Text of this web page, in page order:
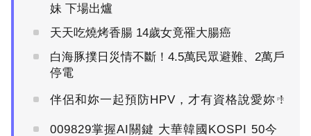
妹 下場出爐
天天吃燒烤香腸 14歲女竟罹大腸癌
白海豚撲日災情不斷！4.5萬民眾避難、2萬戶
停電
伴侶和妳一起預防HPV，才有資格說愛妳！
PR
009829掌握AI關鍵 大華韓國KOSPI 50今